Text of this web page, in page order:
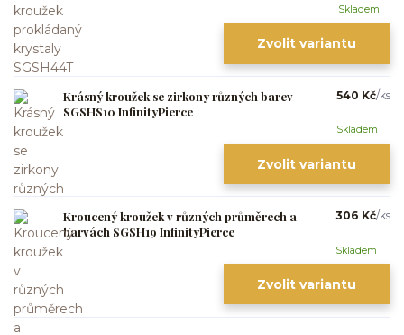
Skladem
Zvolit variantu
Krásný kroužek se zirkony různých barev
SGSHS10 InfinityPierce
540 Kč/ks
Skladem
Zvolit variantu
Kroucený kroužek v různých průměrech a
barvách SGSH19 InfinityPierce
306 Kč/ks
Skladem
Zvolit variantu